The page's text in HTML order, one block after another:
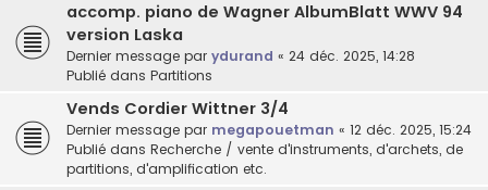
accomp. piano de Wagner AlbumBlatt WWV 94
version Laska
Dernier message par ydurand « 24 déc. 2025, 14:28
Publié dans Partitions
Vends Cordier Wittner 3/4
Dernier message par megapouetman « 12 déc. 2025, 15:24
Publié dans Recherche / vente d'instruments, d'archets, de
partitions, d'amplification etc.